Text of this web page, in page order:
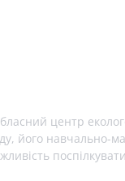
центр
його